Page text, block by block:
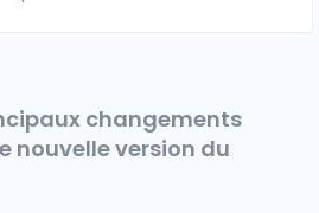
changements
nouvelle version du